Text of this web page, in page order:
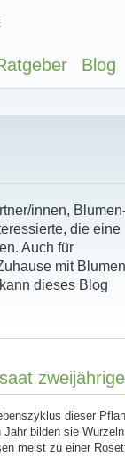
Blog
innen,
die eine
Auch für
mit Blumen
dieses Blog
dieser
Jahr bilden sie
meist zu einer